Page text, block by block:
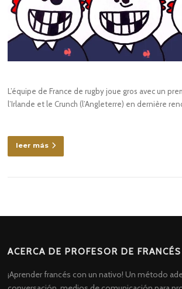
L’équipe de France de rugby joue gros avec un
l’Irlande et le Crunch (l’Angleterre) en dernière
leer más
ACERCA DE PROFESOR DE
¡Aprender francés con un nativo! Un método